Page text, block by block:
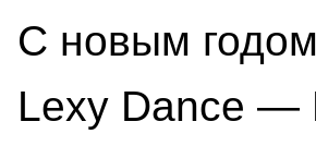
С новым
Lexy Dance —